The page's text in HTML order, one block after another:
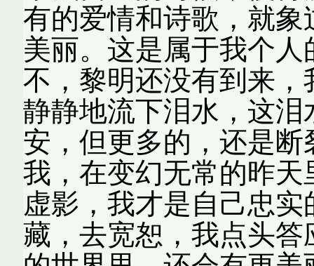
有的爱情和诗歌，就
美丽。这是属于我个
不，黎明还没有到来
静静地流下泪水，这
安，但更多的，还是
我，在变幻无常的昨
虚影，我才是自己忠
藏，去宽恕，我点头